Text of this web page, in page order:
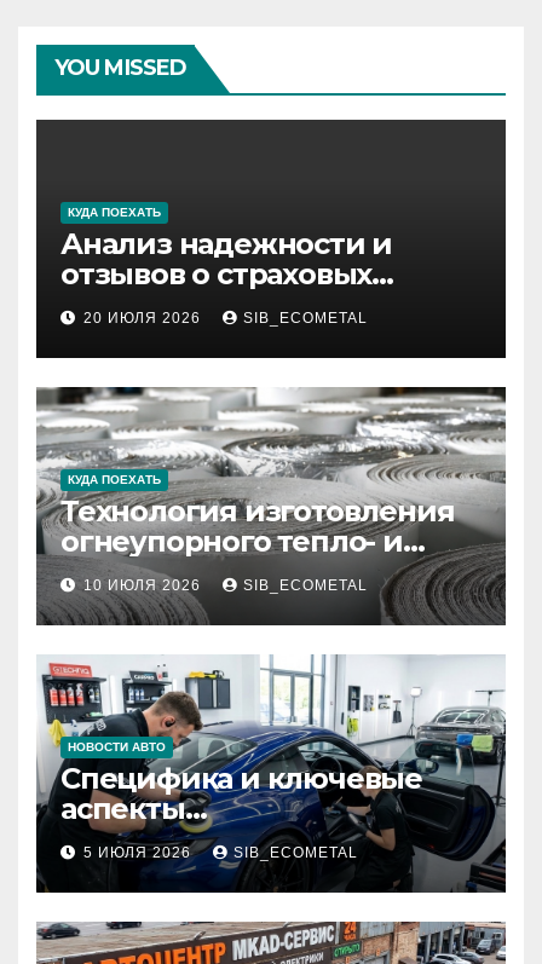
YOU MISSED
КУДА ПОЕХАТЬ
Анализ надежности и
отзывов о страховых
компаниях по итогам 2026
года
20 ИЮЛЯ 2026 SIB_ECOMETAL
КУДА ПОЕХАТЬ
Технология изготовления
огнеупорного тепло- и
звукоизоляционного
картона МКРК-500 из
муллитокремнеземистого
волокна
10 ИЮЛЯ 2026 SIB_ECOMETAL
НОВОСТИ АВТО
Специфика и ключевые
аспекты
профессионального
детейлинга кузова и
салона
5 ИЮЛЯ 2026 SIB_ECOMETAL